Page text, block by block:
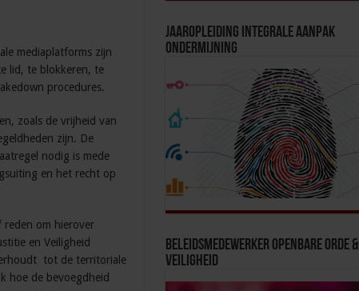
mediaplatforms zijn
lid, te blokkeren, te
procedures.
zoals de vrijheid van
zijn. De
nodig is mede
en het recht op
reden om hierover
en Veiligheid
tot de territoriale
hoe de bevoegdheid
Jaaropleiding Integrale Aanpak
Ondermijning
Beleidsmedewerker Openbare Orde &
Veiligheid